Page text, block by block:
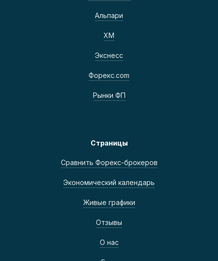
Альпари
ХМ
Экснесс
Форекс.com
Рынки ФП
Страницы
Сравнить Форекс-брокеров
Экономический календарь
Живые графики
Отзывы
О нас